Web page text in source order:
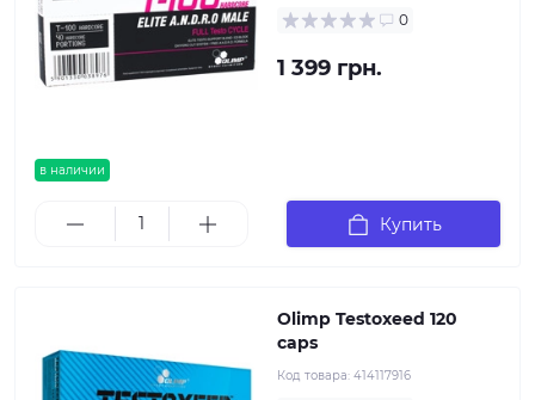
в наличии
0
1 399 грн.
Купить
Olimp Testoxeed 120
caps
Код товара: 414117916